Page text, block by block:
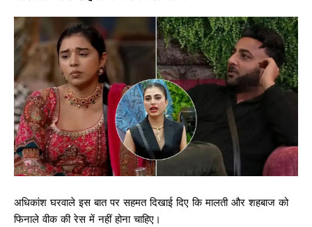
अधिकांश घरवाले इस बात पर सहमत दिखाई दिए कि मालती और शहबाज को
फिनाले वीक की रेस में नहीं होना चाहिए।